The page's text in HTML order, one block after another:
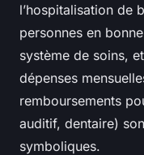
l’hospitalisation de
personnes en
système de soins,
dépenses
remboursements
auditif, dentaire)
symboliques.